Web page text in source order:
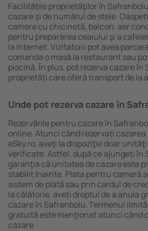
Facilitățile proprietăţilor în
cazare și de numărul de stele.
camere cu chicinetă, balcon, aer
pentru prepararea ceaiului şi a
la internet. Vizitatorii pot avea
comanda o masă la restaurant sau
piscină. În plus, pot rezerva cazare în
proprietăți care oferă transport de la
Unde pot rezerva cazare în
Rezervările pentru cazare în
online. Atunci când rezervați
eSky.ro, aveţi la dispoziţie doar
verificate. Astfel, după ce ajungeți în
garanţia că unitatea de cazare este
stabilit ȋnainte. Plata pentru cameră
sistem de plată sau prin cardul de
la călătorie, aveți dreptul de a anula
cazare în Safranbolu. Termenul
gratuită este menţionat atunci când
cazare.